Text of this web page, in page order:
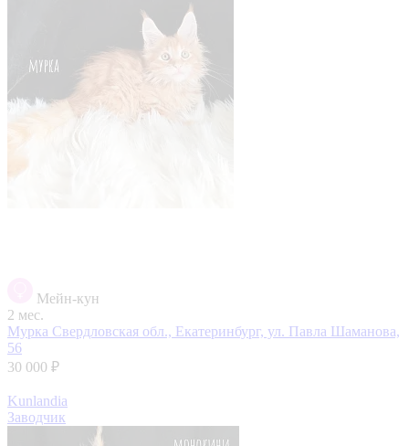
Мейн-кун
2 мес.
Мурка Свердловская обл., Екатеринбург, ул. Павла Шаманова,
56
30 000 ₽
Kunlandia
Заводчик